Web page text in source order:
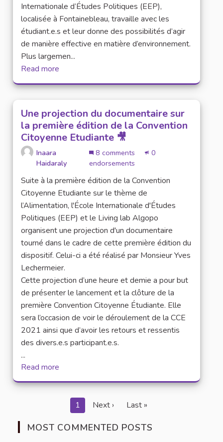
Internationale d’Études Politiques (EEP),
localisée à Fontainebleau, travaille avec les
étudiant.e.s et leur donne des possibilités d’agir
de manière effective en matière d’environnement.
Plus largemen...
Read more
Une projection du documentaire sur
la première édition de la Convention
Citoyenne Etudiante 🎥
Inaara
Haidaraly
8 comments
0
endorsements
Suite à la première édition de la Convention
Citoyenne Etudiante sur le thème de
l’Alimentation, l'École Internationale d'Études
Politiques (EEP) et le Living lab Algopo
organisent une projection d'un documentaire
tourné dans le cadre de cette première édition du
dispositif. Celui-ci a été réalisé par Monsieur Yves
Lechermeier.
Cette projection d’une heure et demie a pour but
de présenter le lancement et la clôture de la
première Convention Citoyenne Étudiante. Elle
sera l’occasion de voir le déroulement de la CCE
2021 ainsi que d’avoir les retours et ressentis
des divers.e.s participant.e.s.
...
Read more
1 Next › Last »
MOST COMMENTED POSTS